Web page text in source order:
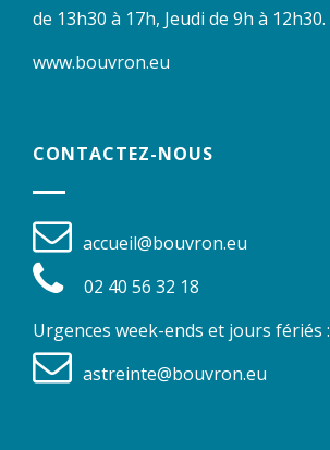
de 13h30 à 17h, Jeudi de 9h à 12h30.
www.bouvron.eu
CONTACTEZ-NOUS
accueil@bouvron.eu
02 40 56 32 18
Urgences week-ends et jours fériés :
astreinte@bouvron.eu